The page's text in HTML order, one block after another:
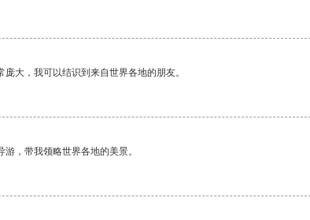
大，我可以结识到来自世界各地的朋友。
，带我领略世界各地的美景。